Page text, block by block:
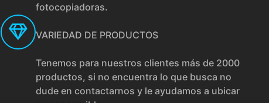
fotocopiadoras.
VARIEDAD DE PRODUCTOS
Tenemos para nuestros clientes más de 2000
productos, si no encuentra lo que busca no
dude en contactarnos y le ayudamos a ubicar